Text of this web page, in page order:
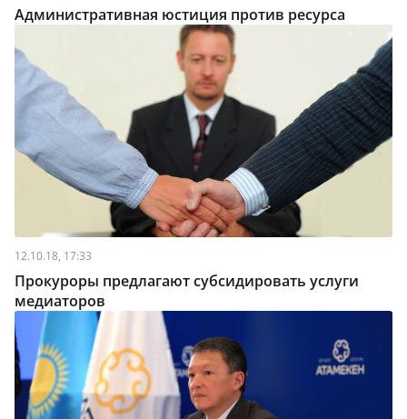
Административная юстиция против ресурса
12.10.18, 17:33
Прокуроры предлагают субсидировать услуги
медиаторов